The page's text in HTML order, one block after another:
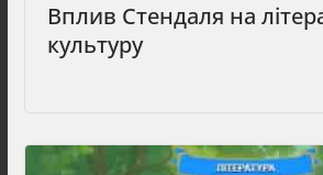
Вплив Стендаля на
культуру